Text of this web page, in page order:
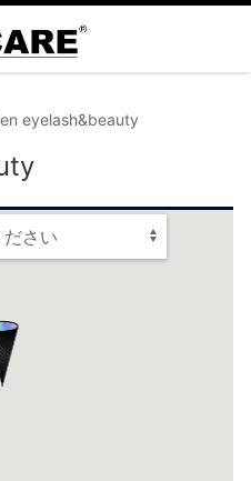
eyelash&beauty
さい